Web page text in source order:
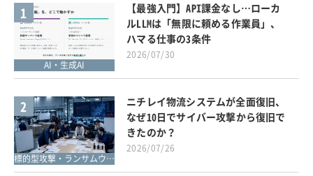
1
AI・生成AI
【最強入門】API課金なし…ローカ
ルLLMは「無限に頼める作業員」、
ハマる仕事の3条件
2026/07/30
2
標的型攻撃・ランサムウェア対策
ニチレイ物流システムが全面復旧、
なぜ10日でサイバー攻撃から復旧で
きたのか？
2026/07/26